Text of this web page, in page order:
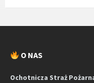
O NAS
Ochotnicza Straż